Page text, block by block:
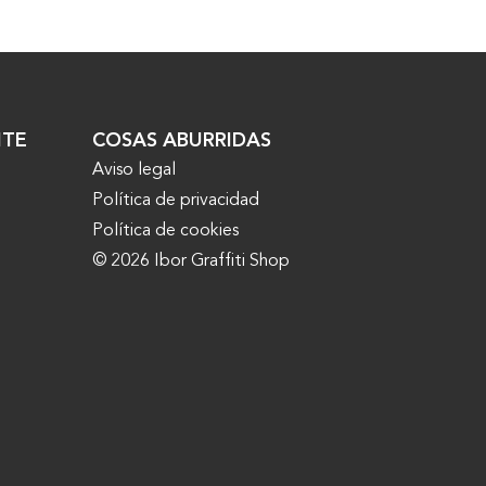
COSAS ABURRIDAS
Aviso legal
Política de privacidad
Política de cookies
© 2026 Ibor Graffiti Shop